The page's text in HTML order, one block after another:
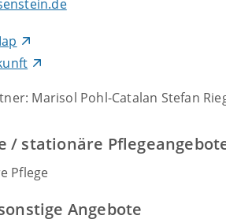
Marisol Pohl-Catalan Stefan
/ stationäre
Pflege
Angebote